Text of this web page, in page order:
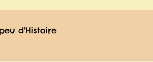
d'Histoire